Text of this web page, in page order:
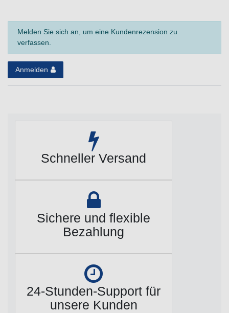
Melden Sie sich an, um eine Kundenrezension zu
verfassen.
Anmelden
Schneller Versand
Sichere und flexible
Bezahlung
24-Stunden-Support für
unsere Kunden